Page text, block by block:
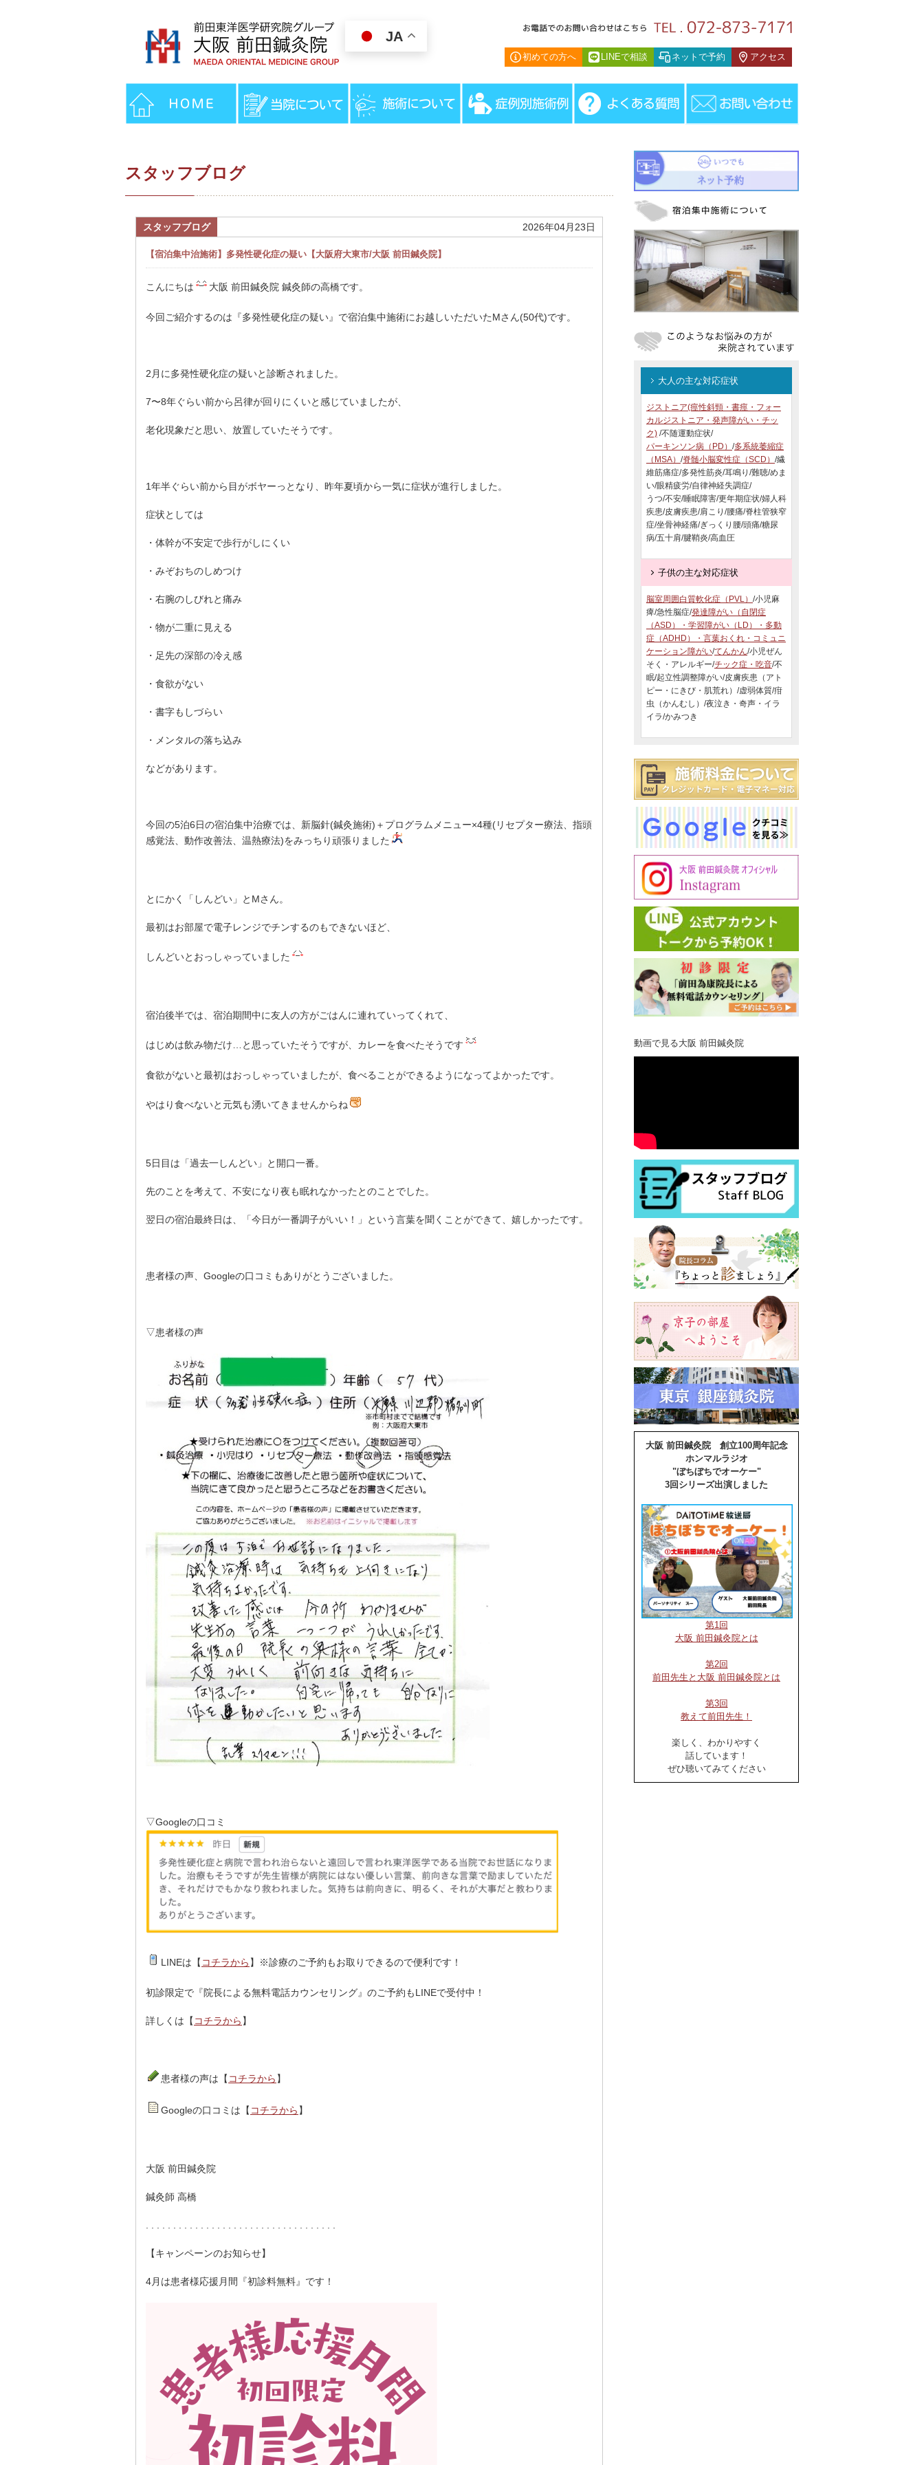
JA
初めての方へ LINEで相談 ネットで予約 アクセス
スタッフブログ
HOME＞ スタッフブログ＞ 【宿泊集中治施術】多発性硬化症の疑い【大阪府大東市/大阪 前田鍼灸院】
スタッフブログ
スタッフブログ 2026年04月23日
【宿泊集中治施術】多発性硬化症の疑い【大阪府大東市/大阪 前田鍼灸院】
こんにちは 大阪 前田鍼灸院 鍼灸師の高橋です。
今回ご紹介するのは『多発性硬化症の疑い』で宿泊集中施術にお越しいただいたMさん(50代)です。
2月に多発性硬化症の疑いと診断されました。
7〜8年ぐらい前から呂律が回りにくいと感じていましたが、
老化現象だと思い、放置していたそうです。
1年半ぐらい前から目がボヤーっとなり、昨年夏頃から一気に症状が進行しました。
症状としては
・体幹が不安定で歩行がしにくい
・みぞおちのしめつけ
・右腕のしびれと痛み
・物が二重に見える
・足先の深部の冷え感
・食欲がない
・書字もしづらい
・メンタルの落ち込み
などがあります。
今回の5泊6日の宿泊集中治療では、新脳針(鍼灸施術)＋プログラムメニュー×4種(リセプター療法、指頭
感覚法、動作改善法、温熱療法)をみっちり頑張りました
とにかく「しんどい」とMさん。
最初はお部屋で電子レンジでチンするのもできないほど、
しんどいとおっしゃっていました
宿泊後半では、宿泊期間中に友人の方がごはんに連れていってくれて、
はじめは飲み物だけ…と思っていたそうですが、カレーを食べたそうです
食欲がないと最初はおっしゃっていましたが、食べることができるようになってよかったです。
やはり食べないと元気も湧いてきませんからね
5日目は「過去一しんどい」と開口一番。
先のことを考えて、不安になり夜も眠れなかったとのことでした。
翌日の宿泊最終日は、「今日が一番調子がいい！」という言葉を聞くことができて、嬉しかったです。
患者様の声、Googleの口コミもありがとうございました。
▽患者様の声
▽Googleの口コミ
LINEは【 コチラから 】※診療のご予約もお取りできるので便利です！
初診限定で『院長による無料電話カウンセリング』のご予約もLINEで受付中！
詳しくは【 コチラから 】
患者様の声は【 コチラから 】
Googleの口コミは【 コチラから 】
大阪 前田鍼灸院
鍼灸師 高橋
【キャンペーンのお知らせ】
4月は患者様応援月間『初診料無料』です！
大人の主な対応症状
ジストニア(痙性斜頸・書痙・フォー
カルジストニア・発声障がい・チッ
ク) /不随運動症状/
パーキンソン病（PD） /多系統萎縮症
（MSA） /脊髄小脳変性症（SCD） /繊
維筋痛症/多発性筋炎/耳鳴り/難聴/めま
い/眼精疲労/自律神経失調症/
うつ/不安/睡眠障害/更年期症状/婦人科
疾患/皮膚疾患/肩こり/腰痛/脊柱管狭窄
症/坐骨神経痛/ぎっくり腰/頭痛/糖尿
病/五十肩/腱鞘炎/高血圧
子供の主な対応症状
脳室周囲白質軟化症（PVL） /小児麻
痺/急性脳症/発達障がい（自閉症
（ASD）・学習障がい（LD）・多動
症（ADHD）・言葉おくれ・コミュニ
ケーション障がい/てんかん/小児ぜん
そく・アレルギー/チック症・吃音/不
眠/起立性調整障がい/皮膚疾患（アト
ピー・にきび・肌荒れ）/虚弱体質/疳
虫（かんむし）/夜泣き・奇声・イラ
イラ/かみつき
動画で見る大阪 前田鍼灸院
大阪 前田鍼灸院 創立100周年記念
ホンマルラジオ
"ぼちぼちでオーケー"
3回シリーズ出演しました
第1回
大阪 前田鍼灸院とは
第2回
前田先生と大阪 前田鍼灸院とは
第3回
教えて前田先生！
楽しく、わかりやすく
話しています！
ぜひ聴いてみてください